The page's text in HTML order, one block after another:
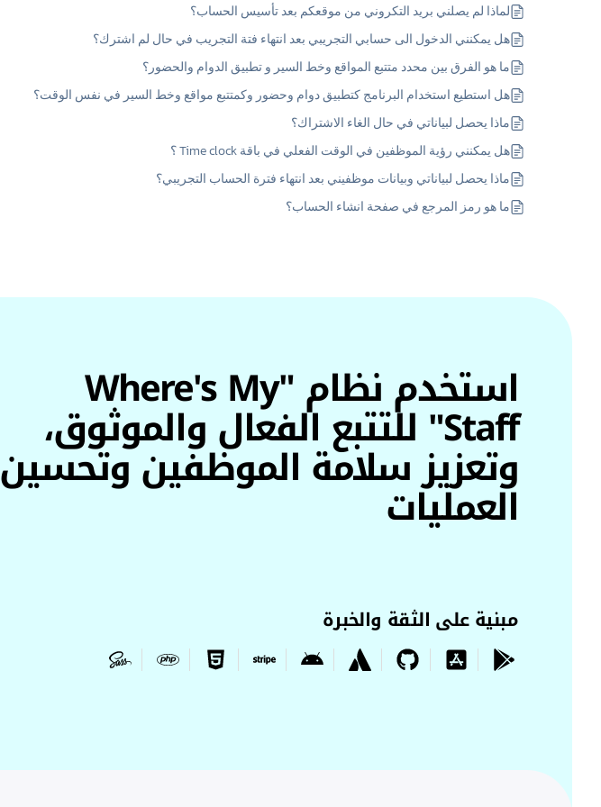
لماذا لم يصلني بريد التكروني من موقعكم بعد تأسيس الحساب؟
هل يمكنني الدخول الى حسابي التجريبي بعد انتهاء فتة التجريب في حال لم اشترك؟
ما هو الفرق بين محدد متتبع المواقع وخط السير و تطبيق الدوام والحضور؟
هل استطيع استخدام البرنامج كتطبيق دوام وحضور وكمتتبع مواقع وخط السير في نفس الوقت؟
ماذا يحصل لبياناتي في حال الغاء الاشتراك؟
هل يمكنني رؤية الموظفين في الوقت الفعلي في باقة Time clock ؟
ماذا يحصل لبياناتي وبيانات موظفيني بعد انتهاء فترة الحساب التجريبي؟
ما هو رمز المرجع في صفحة انشاء الحساب؟
استخدم نظام "Where's My
Staff" للتتبع الفعال والموثوق،
وتعزيز سلامة الموظفين وتحسين
العمليات
مبنية على الثقة والخبرة